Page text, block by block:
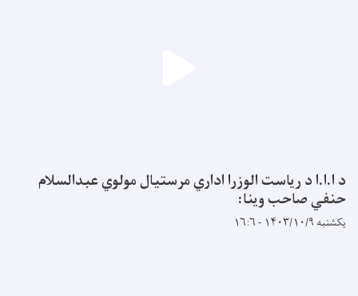
د ا.ا.ا د ریاست الوزرا اداري مرستیال مولوي عبدالسلام
حنفي صاحب وینا:
یکشنبه ۱۴۰۳/۱۰/۹ - ۱۶:۶